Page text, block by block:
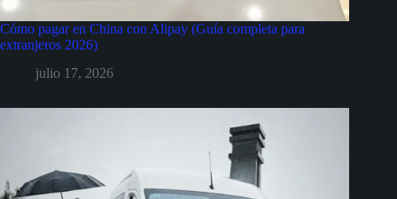
Cómo pagar en China con Alipay (Guía completa para
extranjeros 2026)
julio 17, 2026